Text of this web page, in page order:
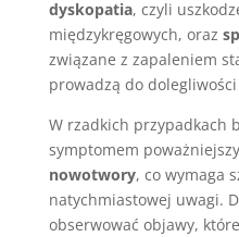
dyskopatia, czyli
międzykręgowych, oraz
związane z zapaleniem
prowadzą do
W rzadkich przypadkach
symptomem
nowotwory, co wymaga
natychmiastowej uwagi.
obserwować objawy,